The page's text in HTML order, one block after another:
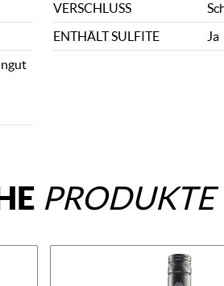
VERSCHLUSS
ENTHÄLT SULFITE
Ja
PRODUKTE